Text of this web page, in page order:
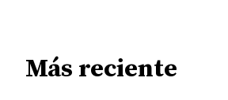
Más reciente